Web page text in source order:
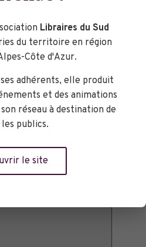
Jean Moulin
Arnoux
, 04160
Map
Libraires du Sud
du territoire en région
Côte d'Azur.
adhérents, elle produit
et des animations
réseau à destination de
publics.
le site